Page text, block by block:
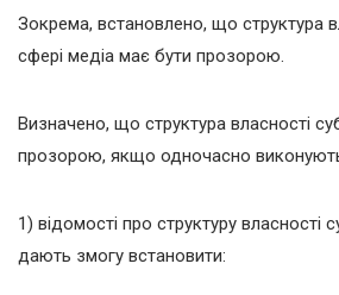
Зокрема, встановлено, що структура
сфері медіа має бути прозорою.
Визначено, що структура власності
прозорою, якщо одночасно
1) відомості про структуру власності
дають змогу встановити: